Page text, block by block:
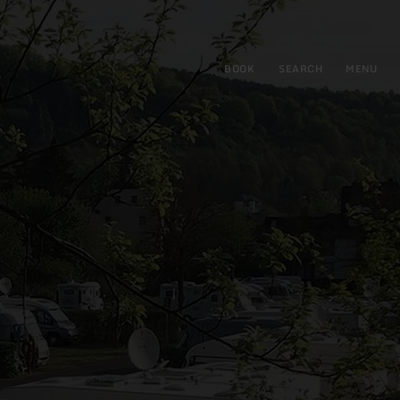
BOOK SEARCH MENU